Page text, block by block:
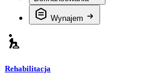
Wynajem
Rehabilitacja